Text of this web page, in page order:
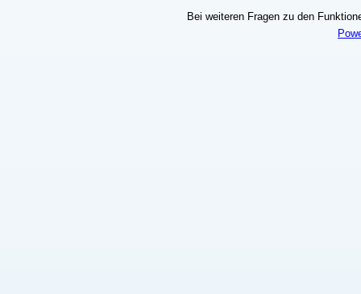
Bei weiteren Fragen zu den